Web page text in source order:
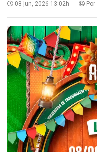
08 jun, 2026 13:02h Por